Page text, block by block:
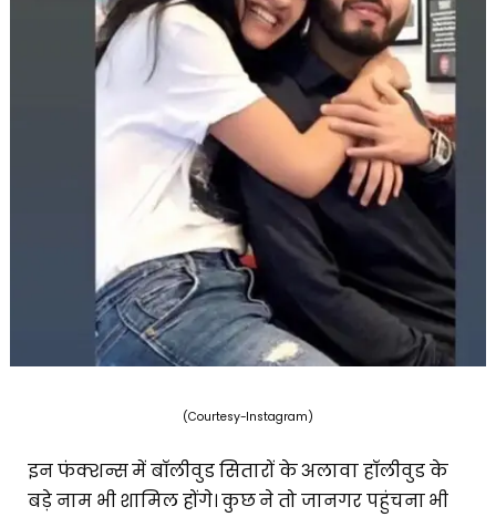
(Courtesy-Instagram)
इन फंक्शन्स में बॉलीवुड सितारों के अलावा हॉलीवुड के
बड़े नाम भी शामिल होंगे। कुछ ने तो जानगर पहुंचना भी